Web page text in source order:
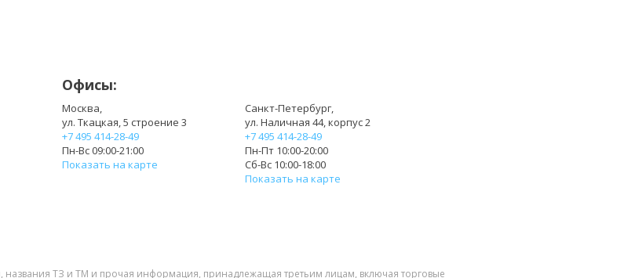
Офисы:
Москва,
ул. Ткацкая, 5 строение 3
+7 495 414-28-49
Пн-Вс 09:00-21:00
Показать на карте
Санкт-Петербург,
ул. Наличная 44, корпус 2
+7 495 414-28-49
Пн-Пт 10:00-20:00
Сб-Вс 10:00-18:00
Показать на карте
названия ТЗ и ТМ и прочая информация, принадлежащая третьим лицам, включая торговые